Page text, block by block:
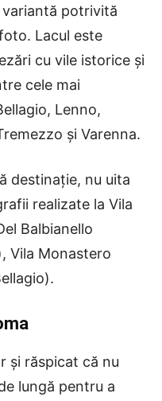
potrivită
Lacul este
cu vile istorice și
cele mai
Lenno,
și Varenna.
destinație, nu uita
realizate la Vila
Balbianello
Vila Monastero
și răspicat că nu
lungă pentru a